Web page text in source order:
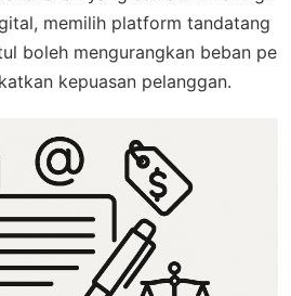
memilih platform tandatang
boleh mengurangkan beban pe
kepuasan pelanggan.